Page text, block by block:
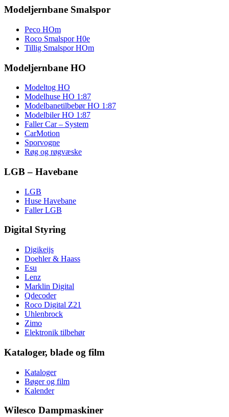
Modeljernbane Smalspor
Peco HOm
Roco Smalspor H0e
Tillig Smalspor HOm
Modeljernbane HO
Modeltog HO
Modelhuse HO 1:87
Modelbanetilbebør HO 1:87
Modelbiler HO 1:87
Faller Car – System
CarMotion
Sporvogne
Røg og røgvæske
LGB – Havebane
LGB
Huse Havebane
Faller LGB
Digital Styring
Digikeijs
Doehler & Haass
Esu
Lenz
Marklin Digital
Qdecoder
Roco Digital Z21
Uhlenbrock
Zimo
Elektronik tilbehør
Kataloger, blade og film
Kataloger
Bøger og film
Kalender
Wilesco Dampmaskiner